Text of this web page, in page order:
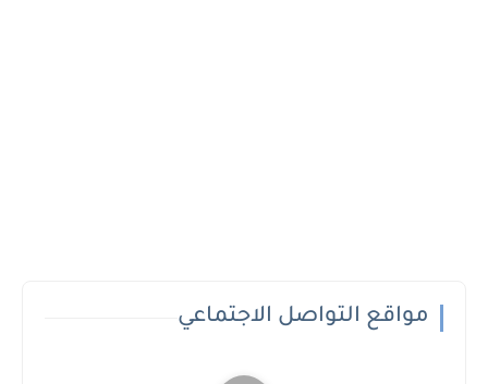
مواقع التواصل الاجتماعي